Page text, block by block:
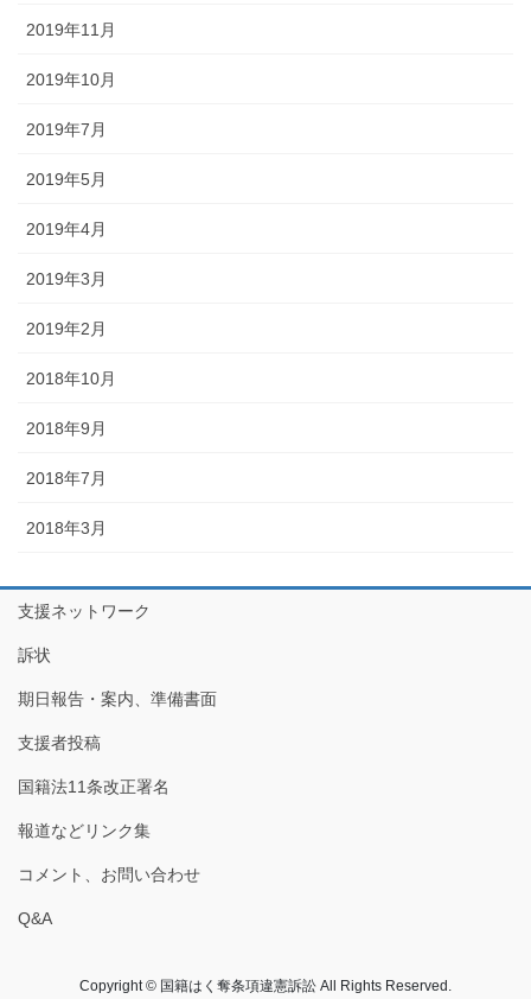
2019年11月
2019年10月
2019年7月
2019年5月
2019年4月
2019年3月
2019年2月
2018年10月
2018年9月
2018年7月
2018年3月
支援ネットワーク
訴状
期日報告・案内、準備書面
支援者投稿
国籍法11条改正署名
報道などリンク集
コメント、お問い合わせ
Q&A
Copyright © 国籍はく奪条項違憲訴訟 All Rights Reserved.